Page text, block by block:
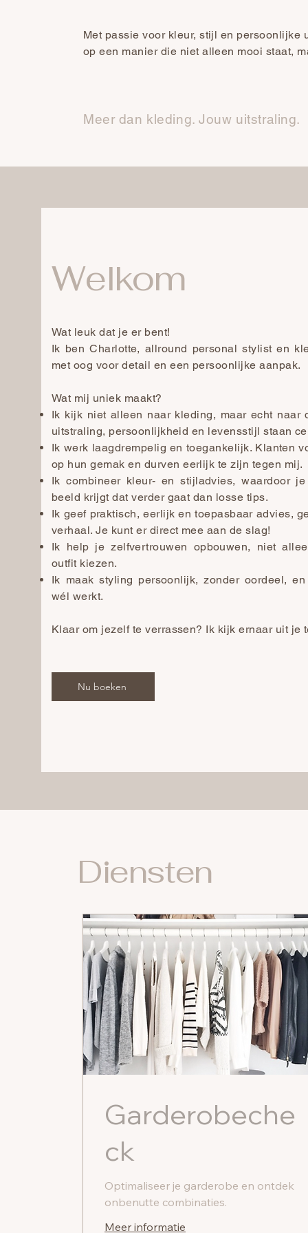
Met passie voor kleur, stijl en
op een manier die niet alleen mooi staat,
Meer dan kleding. Jouw uitstraling.
Welkom
Wat leuk dat je er bent!
Ik ben Charlotte, allround personal stylist en
met oog voor detail en een persoonlijke aanpak.​
Wat mij uniek maakt?
Ik kijk niet alleen naar kleding, maar echt naar
uitstraling, persoonlijkheid en levensstijl staan
Ik werk laagdrempelig en toegankelijk. Klanten
op hun gemak en durven eerlijk te zijn tegen mij.
Ik combineer kleur- en stijladvies, waardoor
beeld krijgt dat verder gaat dan losse tips.
Ik geef praktisch, eerlijk en toepasbaar advies,
verhaal. Je kunt er direct mee aan de slag!
Ik help je zelfvertrouwen opbouwen, niet
outfit kiezen.
Ik maak styling persoonlijk, zonder oordeel,
wél werkt.
Klaar om jezelf te verrassen? Ik kijk ernaar uit je
Nu boeken
Diensten
Garderobeche
ck
Optimaliseer je garderobe en ontdek
onbenutte combinaties.
Meer informatie